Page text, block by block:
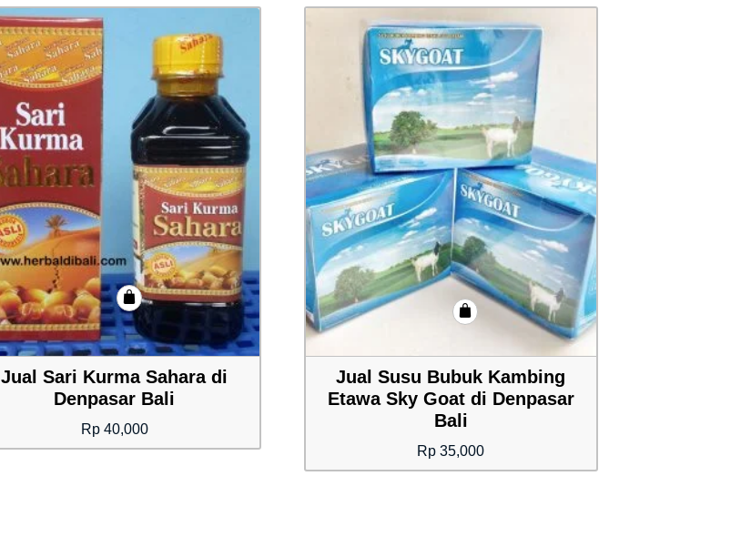
Jual Sari Kurma Sahara di
Denpasar Bali
Rp40,000
Jual Susu Bubuk Kambing
Etawa Sky Goat di Denpasar
Bali
Rp 35,000